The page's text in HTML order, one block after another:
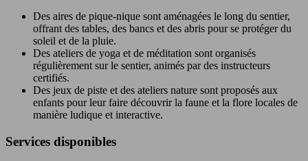
Des aires de pique-nique sont aménagées le long du sentier,
offrant des tables, des bancs et des abris pour se protéger du
soleil et de la pluie.
Des ateliers de yoga et de méditation sont organisés
régulièrement sur le sentier, animés par des instructeurs
certifiés.
Des jeux de piste et des ateliers nature sont proposés aux
enfants pour leur faire découvrir la faune et la flore locales de
manière ludique et interactive.
Services disponibles